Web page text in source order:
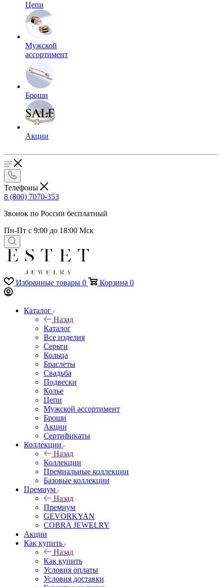
Цепи
Мужской
ассортимент
Броши
Акции
Телефоны
8 (800) 7070-353
Звонок по России бесплатный
Пн-Пт с 9:00 до 18:00 Мск
Избранные товары 0 Корзина 0
Каталог
Назад
Каталог
Все изделия
Серьги
Кольца
Браслеты
Свадьба
Подвески
Колье
Цепи
Мужской ассортимент
Броши
Акции
Сертификаты
Коллекции
Назад
Коллекции
Премиальные коллекции
Базовые коллекции
Премиум
Назад
Премиум
GEVORKYAN
COBRA JEWELRY
Акции
Как купить
Назад
Как купить
Условия оплаты
Условия доставки